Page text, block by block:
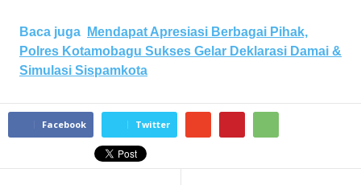
Baca juga
Mendapat Apresiasi Berbagai Pihak,
Polres Kotamobagu Sukses Gelar Deklarasi Damai &
Simulasi Sispamkota
Facebook Twitter